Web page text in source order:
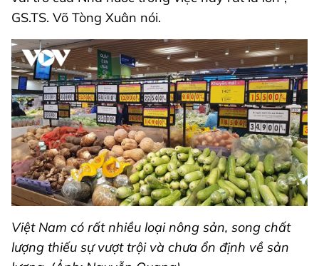
GS.TS. Võ Tòng Xuân nói.
Việt Nam có rất nhiều loại nông sản, song chất
lượng thiếu sự vượt trội và chưa ổn định về sản